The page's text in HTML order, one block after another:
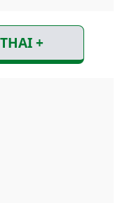
+